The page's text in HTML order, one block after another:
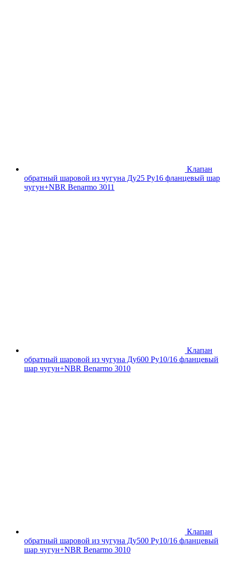
Клапан
обратный шаровой из чугуна Ду25 Ру16 фланцевый шар
чугун+NBR Benarmo 3011
Клапан
обратный шаровой из чугуна Ду600 Ру10/16 фланцевый
шар чугун+NBR Benarmo 3010
Клапан
обратный шаровой из чугуна Ду500 Ру10/16 фланцевый
шар чугун+NBR Benarmo 3010